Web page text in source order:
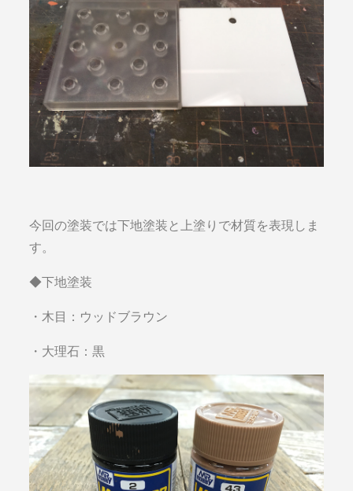
今回の塗装では下地塗装と上塗りで材質を表現しま
す。
◆下地塗装
・木目：ウッドブラウン
・大理石：黒